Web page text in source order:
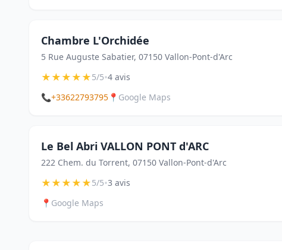
Chambre L'Orchidée
5 Rue Auguste Sabatier, 07150 Vallon-Pont-d'Arc
★★★★★5/5•4 avis
📞+33622793795 📍 Google Maps
Le Bel Abri VALLON PONT d'ARC
222 Chem. du Torrent, 07150 Vallon-Pont-d'Arc
★★★★★5/5•3 avis
📍 Google Maps